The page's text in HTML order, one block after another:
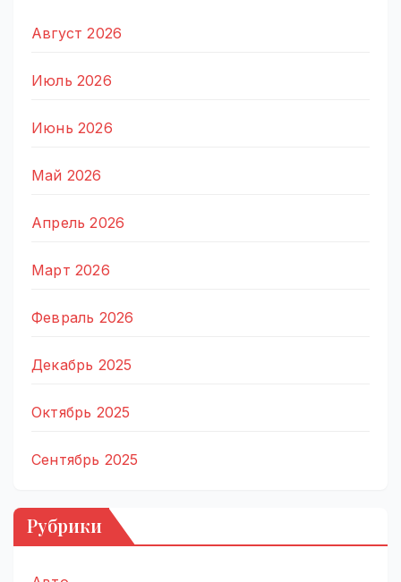
Август 2026
Июль 2026
Июнь 2026
Май 2026
Апрель 2026
Март 2026
Февраль 2026
Декабрь 2025
Октябрь 2025
Сентябрь 2025
Рубрики